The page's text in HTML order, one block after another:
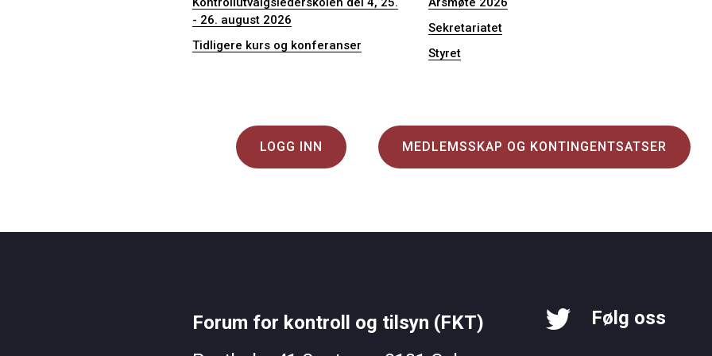
- 26. august 2026
Tidligere kurs og konferanser
Sekretariatet
Styret
LOGG INN MEDLEMSSKAP OG KONTINGENTSATSER
Forum for kontroll og tilsyn (FKT)
Følg oss